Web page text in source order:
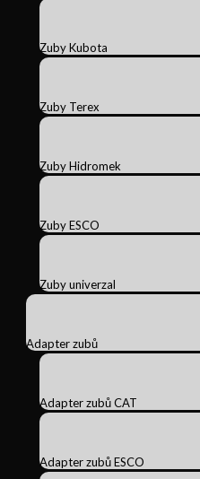
Zuby Kubota
Zuby Terex
Zuby Hidromek
Zuby ESCO
Zuby univerzal
Adapter zubů
Adapter zubů CAT
Adapter zubů ESCO